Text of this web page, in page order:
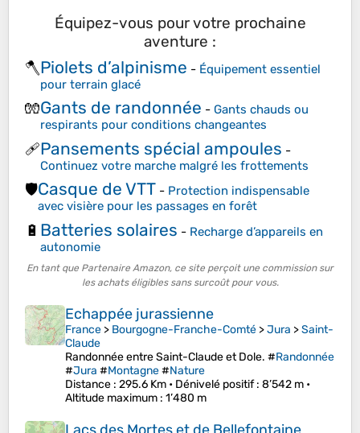
Équipez-vous pour votre prochaine
aventure :
🪓Piolets d’alpinisme - Équipement essentiel
pour terrain glacé
🧤Gants de randonnée - Gants chauds ou
respirants pour conditions changeantes
🩹Pansements spécial ampoules -
Continuez votre marche malgré les frottements
🛡️Casque de VTT - Protection indispensable
avec visière pour les passages en forêt
🔋 Batteries solaires - Recharge d’appareils en
autonomie
En tant que Partenaire Amazon, ce site perçoit une commission sur
les achats éligibles sans surcoût pour vous.
Echappée jurassienne
France > Bourgogne-Franche-Comté >Jura >Saint-
Claude
Randonnée entre Saint-Claude et Dole. #Randonnée
#Jura #Montagne#Nature
Distance : 295.6 Km • Dénivelé positif: 8’542 m •
Altitude maximum : 1’480 m